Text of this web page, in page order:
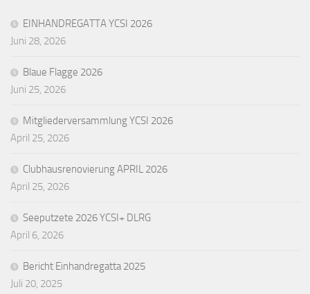
EINHANDREGATTA YCSI 2026
Juni 28, 2026
Blaue Flagge 2026
Juni 25, 2026
Mitgliederversammlung YCSI 2026
April 25, 2026
Clubhausrenovierung APRIL 2026
April 25, 2026
Seeputzete 2026 YCSI+ DLRG
April 6, 2026
Bericht Einhandregatta 2025
Juli 20, 2025